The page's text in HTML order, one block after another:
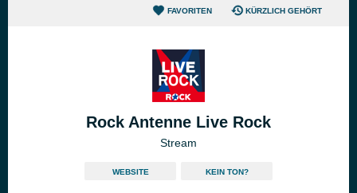
FAVORITEN KÜRZLICH GEHÖRT
Rock Antenne Live Rock
Stream
WEBSITE KEIN TON?